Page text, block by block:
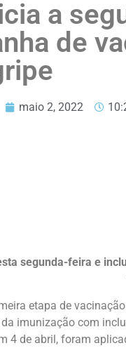
a
de
maio 2, 2022
segunda-feira e
etapa de
imunização com
4 de abril, foram